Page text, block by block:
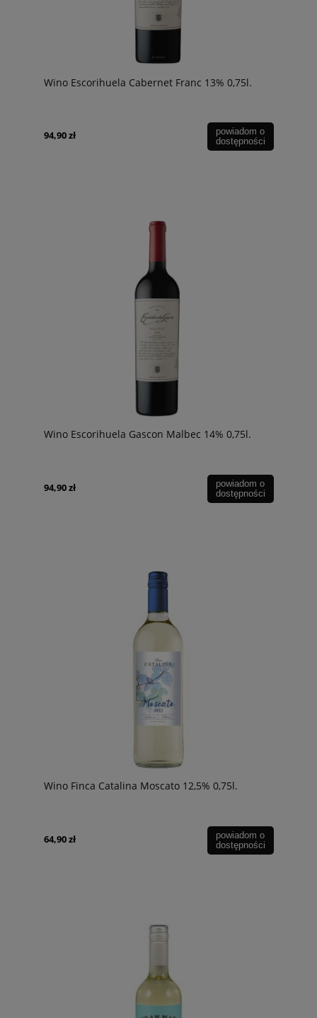
Wino Escorihuela Cabernet Franc 13% 0,75l.
94,90 zł
powiadom o
dostępności
Wino Escorihuela Gascon Malbec 14% 0,75l.
94,90 zł
powiadom o
dostępności
Wino Finca Catalina Moscato 12,5% 0,75l.
64,90 zł
powiadom o
dostępności